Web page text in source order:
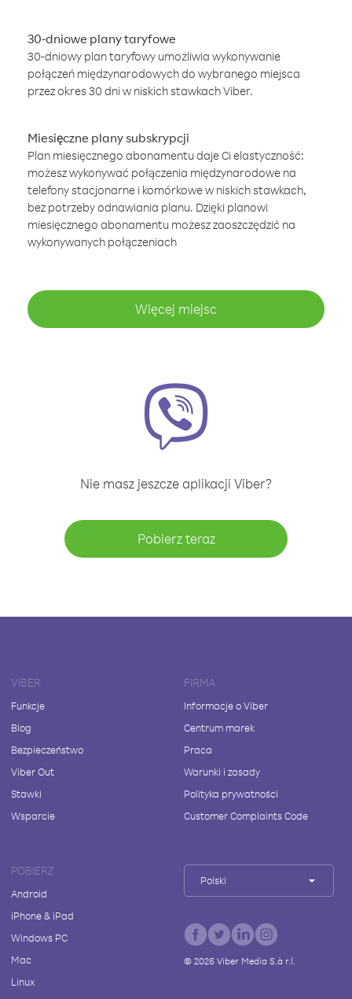
30-dniowe plany taryfowe
30-dniowy plan taryfowy umożliwia wykonywanie
połączeń międzynarodowych do wybranego miejsca
przez okres 30 dni w niskich stawkach Viber.
Miesięczne plany subskrypcji
Plan miesięcznego abonamentu daje Ci elastyczność:
możesz wykonywać połączenia międzynarodowe na
telefony stacjonarne i komórkowe w niskich stawkach,
bez potrzeby odnawiania planu. Dzięki planowi
miesięcznego abonamentu możesz zaoszczędzić na
wykonywanych połączeniach
Więcej miejsc
Nie masz jeszcze aplikacji Viber?
Pobierz teraz
VIBER
Funkcje
Blog
Bezpieczeństwo
Viber Out
Stawki
Wsparcie
FIRMA
Informacje o Viber
Centrum marek
Praca
Warunki i zasady
Polityka prywatności
Customer Complaints Code
POBIERZ
Android
iPhone & iPad
Windows PC
Mac
Linux
Polski
© 2026Viber Media S.à r.l.